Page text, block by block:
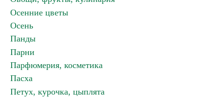
Осенние цветы
Осень
Панды
Парни
Парфюмерия, косметика
Пасха
Петух, курочка, цыплята